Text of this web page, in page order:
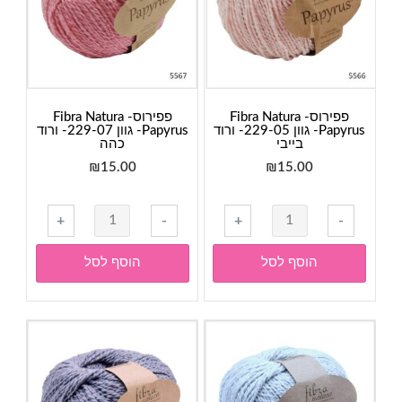
01-
לבן
05-
אפרסק
פפירוס- Fibra Natura
Papyrus- גוון 229-05- ורוד
בייבי
₪15.00
-
כמות
של
פפירוס-
Fibra
Natura
Papyrus-
גוון
229-
05-
+
הוסף לסל
פפירוס- Fibra Natura
Papyrus- גוון 229-07- ורוד
כהה
₪15.00
-
כמות
של
פפירוס-
Fibra
Natura
Papyrus-
229-
07-
+
הוסף לסל